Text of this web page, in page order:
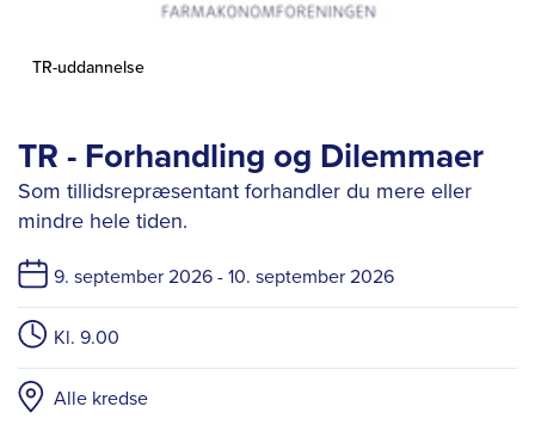
TR-uddannelse
TR - Forhandling og Dilemmaer
Som tillidsrepræsentant forhandler du mere eller
mindre hele tiden.
9. september 2026 -10. september 2026
Kl. 9.00
Alle kredse